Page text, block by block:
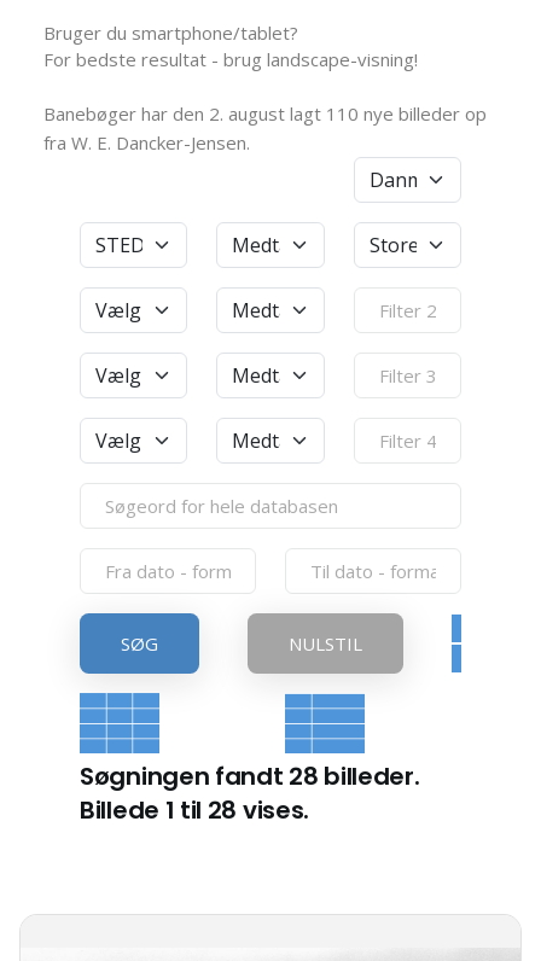
Bruger du smartphone/tablet?
For bedste resultat - brug landscape-visning!
Banebøger har den 2. august lagt 110 nye billeder op
fra W. E. Dancker-Jensen.
SØG NULSTIL
Søgningen fandt 28 billeder.
Billede 1 til 28 vises.